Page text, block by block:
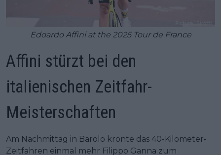
Edoardo Affini at the 2025 Tour de France
Affini stürzt bei den
italienischen Zeitfahr-
Meisterschaften
Am Nachmittag in Barolo krönte das 40-Kilometer-
Zeitfahren einmal mehr Filippo Ganna zum